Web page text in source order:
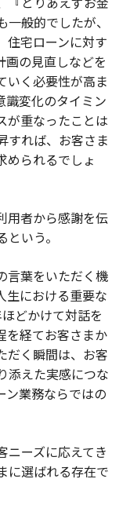
般的でしたが、
住宅ローンに対す
画の見直しなどを
いく必要性が高ま
識変化のタイミン
が重なったことは
すれば、お客さま
められるでしょ
用者から感謝を伝
いう。
言葉をいただく機
生における重要な
どかけて対話を
を経てお客さまか
だく瞬間は、お客
添えた実感につな
ン業務ならではの
ニーズに応えてき
に選ばれる存在で